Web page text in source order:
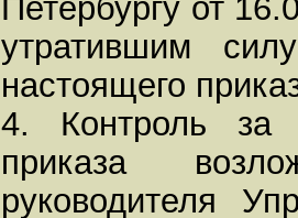
утратившим
настоящего
4. Контроль за
приказа
руководителя